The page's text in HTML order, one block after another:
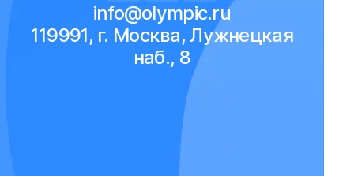
info@olympic.ru
119991, г. Москва, Лужнецкая
наб., 8